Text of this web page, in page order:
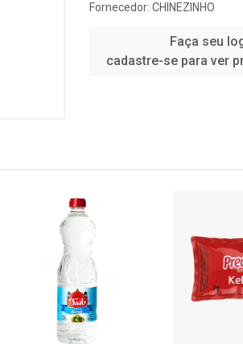
Fornecedor: CHINEZINHO
Faça seu
cadastre-se para ver